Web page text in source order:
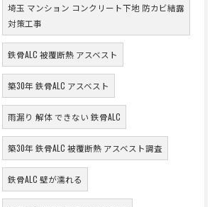
埼玉 マンション コンクリート下地 防カビ結露
対策工事
鉄骨ALC 被覆断熱 アスベスト
築30年 鉄骨ALC アスベスト
雨漏り 解体 できない 鉄骨ALC
築30年 鉄骨ALC 被覆断熱 アスベスト調査
鉄骨ALC 壁が濡れる